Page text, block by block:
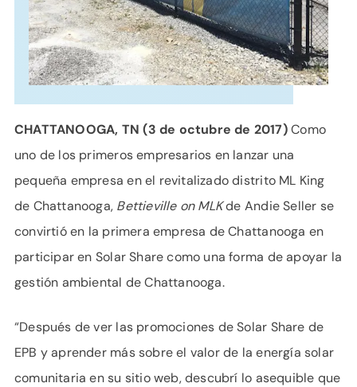
CHATTANOOGA, TN (3 de octubre de 2017)Como
uno de los primeros empresarios en lanzar una
pequeña empresa en el revitalizado distrito ML King
de Chattanooga, Bettieville on MLKde Andie Seller se
convirtió en la primera empresa de Chattanooga en
participar en Solar Share como una forma de apoyar la
gestión ambiental de Chattanooga.
“Después de ver las promociones de Solar Share de
EPB y aprender más sobre el valor de la energía solar
comunitaria en su sitio web, descubrí lo asequible que